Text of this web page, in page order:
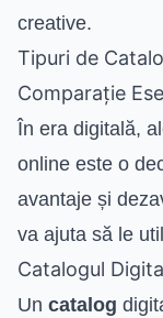
creative.
Tipuri de
Comparație
În era digitală,
online este o
avantaje și
va ajuta să le
Catalogul
Un catalog